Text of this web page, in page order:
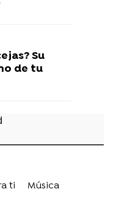
Su
de tu
ti
Música